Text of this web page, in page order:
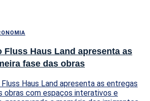
Fluss Haus Land apresenta as
fase das obras